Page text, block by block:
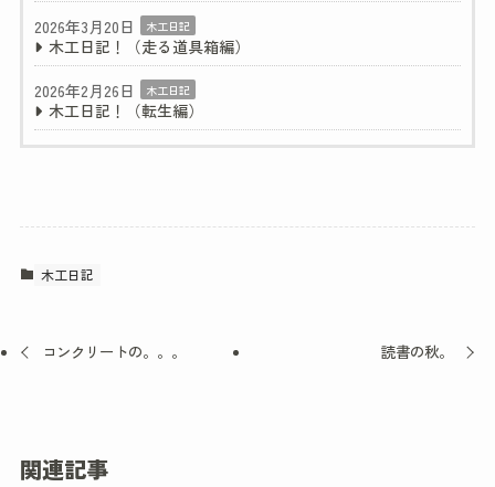
2026年3月20日
木工日記
木工日記！（走る道具箱編）
2026年2月26日
木工日記
木工日記！（転生編）
木工日記
コンクリートの。。。 読書の秋。
関連記事